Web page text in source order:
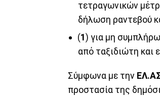
τετραγωνικών
δήλωση ραντεβού
(1) για μη
από ταξιδιώτη και
Σύμφωνα με την
προστασία της